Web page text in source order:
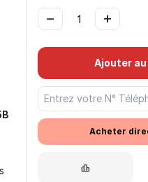
+
−
Ajouter
Acheter